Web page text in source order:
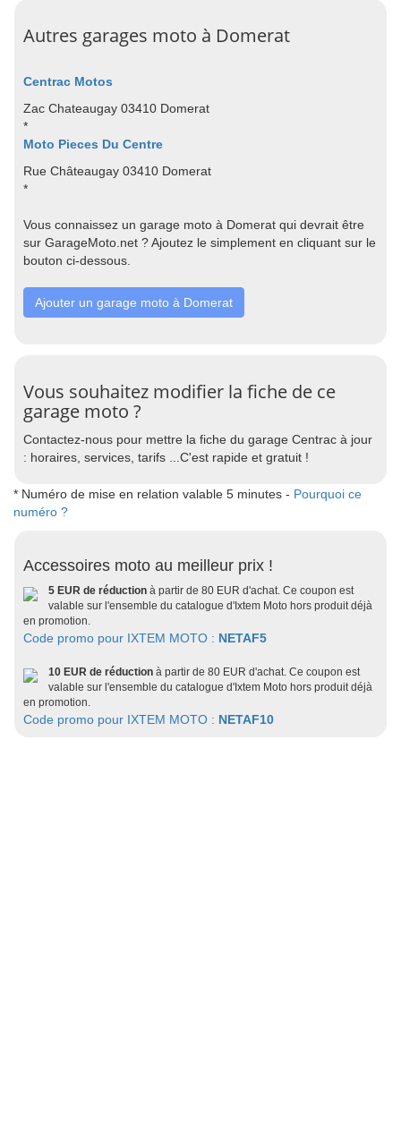
Autres garages moto à Domerat
Centrac Motos
Zac Chateaugay 03410 Domerat
*
Moto Pieces Du Centre
Rue Châteaugay 03410 Domerat
*
Vous connaissez un garage moto à Domerat qui devrait être
sur GarageMoto.net ? Ajoutez le simplement en cliquant sur le
bouton ci-dessous.
Ajouter un garage moto à Domerat
Vous souhaitez modifier la fiche de ce
garage moto ?
Contactez-nous pour mettre la fiche du garage Centrac à jour
: horaires, services, tarifs ...C'est rapide et gratuit !
* Numéro de mise en relation valable 5 minutes - Pourquoi ce
numéro ?
Accessoires moto au meilleur prix !
5 EUR de réduction à partir de 80 EUR d'achat. Ce coupon est
valable sur l'ensemble du catalogue d'Ixtem Moto hors produit déjà
en promotion.
Code promo pour IXTEM MOTO : NETAF5
10 EUR de réduction à partir de 80 EUR d'achat. Ce coupon est
valable sur l'ensemble du catalogue d'Ixtem Moto hors produit déjà
en promotion.
Code promo pour IXTEM MOTO : NETAF10